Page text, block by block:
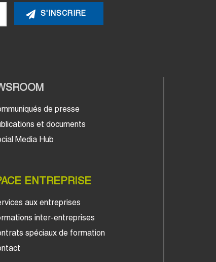
de presse
et documents
Media Hub
ENTREPRISE
aux entreprises
inter-entreprises
spéciaux de formation